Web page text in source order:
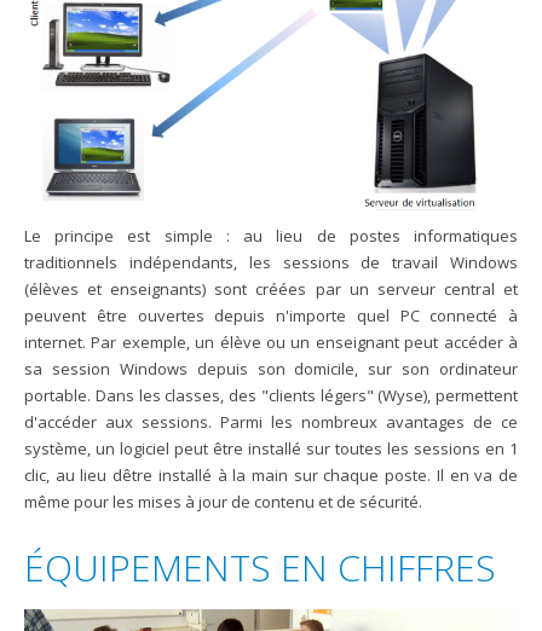
Le principe est simple : au lieu de postes informatiques
traditionnels indépendants, les sessions de travail Windows
(élèves et enseignants) sont créées par un serveur central et
peuvent être ouvertes depuis n'importe quel PC connecté à
internet. Par exemple, un élève ou un enseignant peut accéder à
sa session Windows depuis son domicile, sur son ordinateur
portable. Dans les classes, des "clients légers" (Wyse), permettent
d'accéder aux sessions. Parmi les nombreux avantages de ce
système, un logiciel peut être installé sur toutes les sessions en 1
clic, au lieu dêtre installé à la main sur chaque poste. Il en va de
même pour les mises à jour de contenu et de sécurité.
ÉQUIPEMENTS EN CHIFFRES